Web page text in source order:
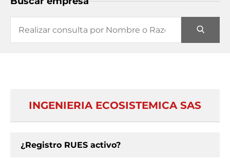
INGENIERIA ECOSISTEMICA SAS
¿Registro RUES activo?